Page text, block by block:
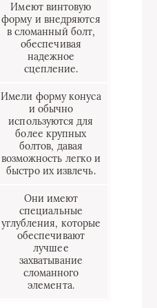
Имеют винтовую
форму и внедряются
в сломанный болт,
обеспечивая
надежное
сцепление.
Имели форму конуса
и обычно
используются для
более крупных
болтов, давая
возможность легко и
быстро их извлечь.
Они имеют
специальные
углубления, которые
обеспечивают
лучшее
захватывание
сломанного
элемента.